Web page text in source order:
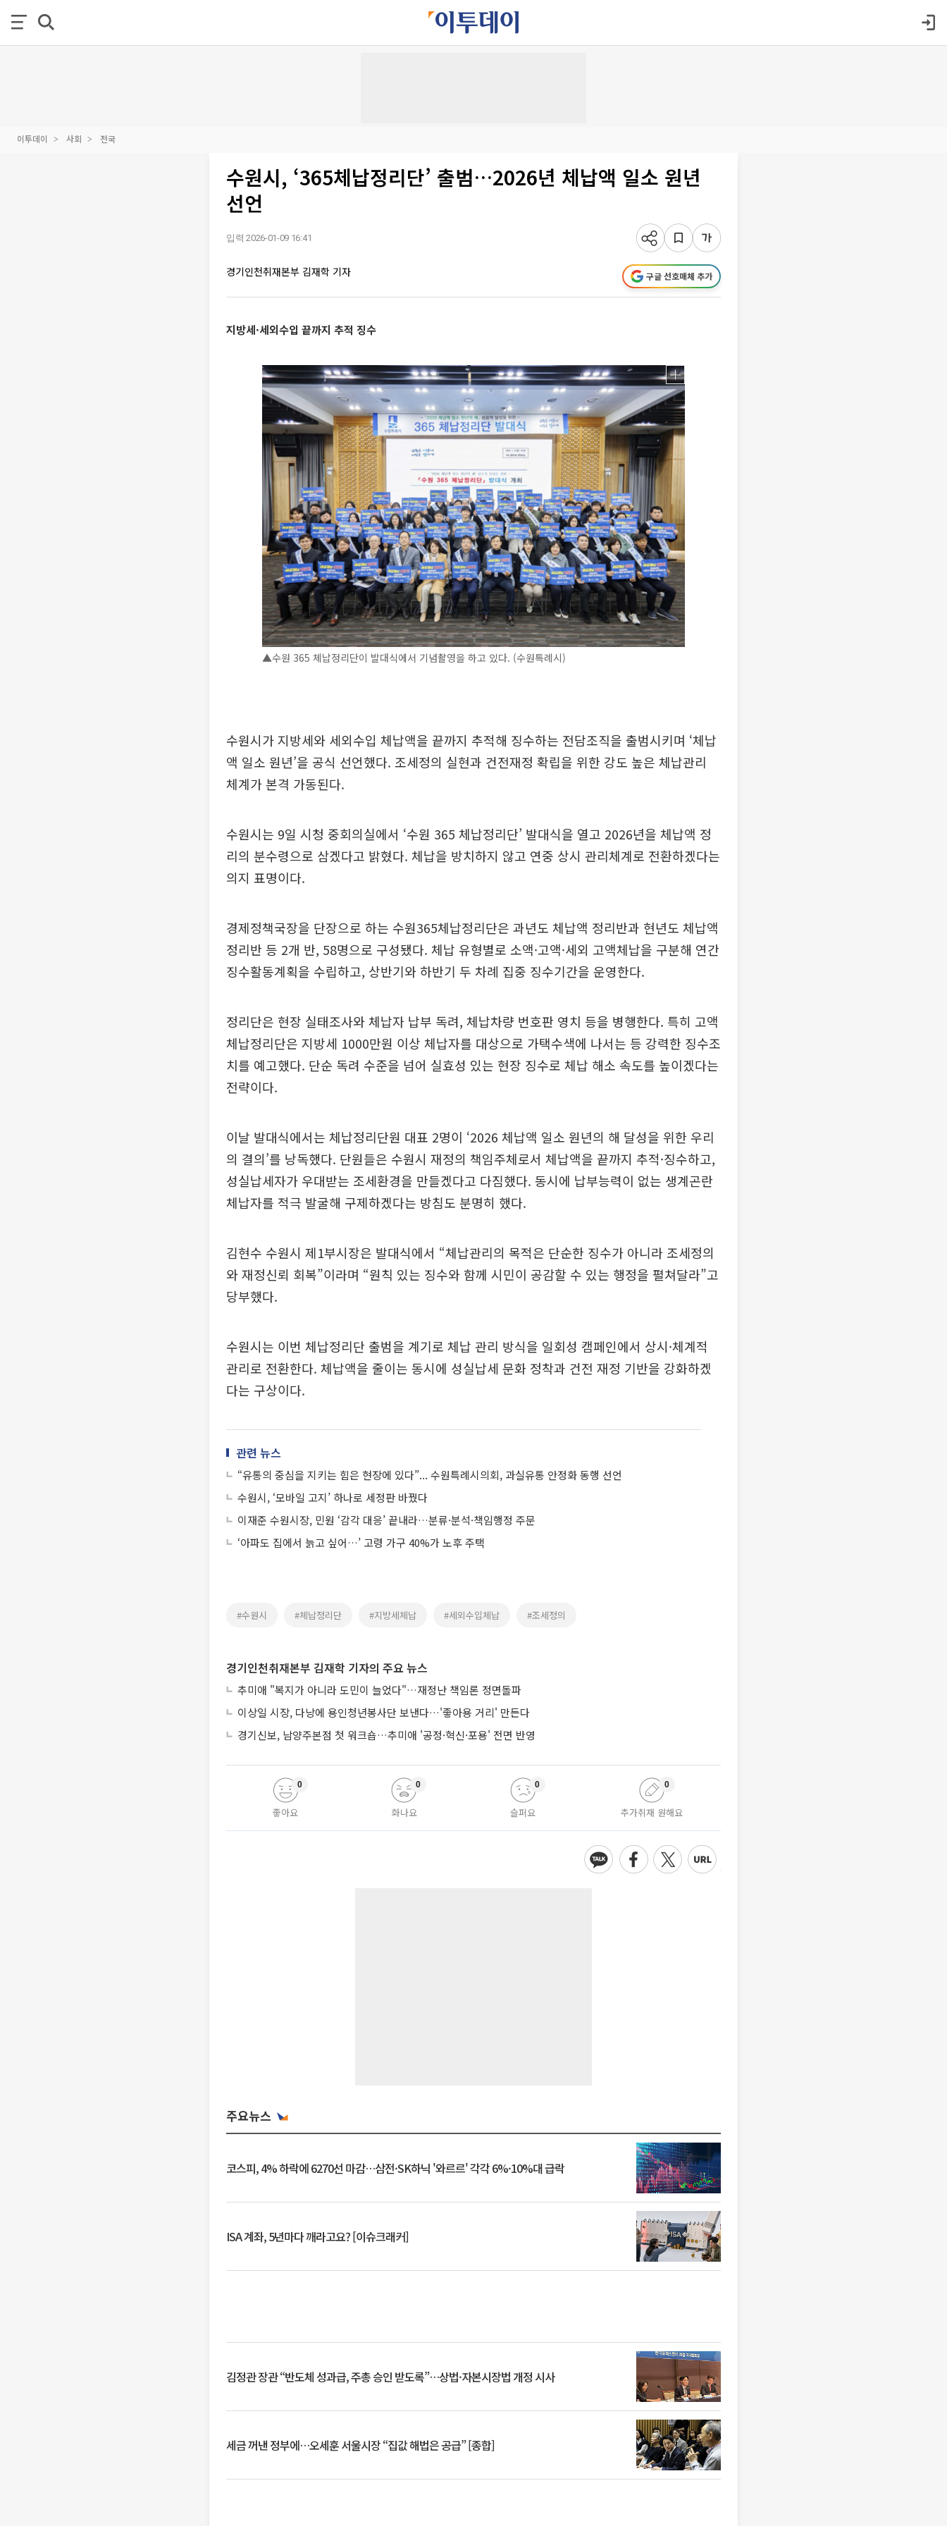
이투데이 사회 전국
수원시, ‘365체납정리단’ 출범…2026년 체납액 일소 원년
선언
입력 2026-01-09 16:41
경기인천취재본부 김재학 기자 구글 선호매체 추가
지방세·세외수입 끝까지 추적 징수
▲수원 365 체납정리단이 발대식에서 기념촬영을 하고 있다. (수원특례시)
수원시가 지방세와 세외수입 체납액을 끝까지 추적해 징수하는 전담조직을 출범시키며 ‘체납
액 일소 원년’을 공식 선언했다. 조세정의 실현과 건전재정 확립을 위한 강도 높은 체납관리
체계가 본격 가동된다.
수원시는 9일 시청 중회의실에서 ‘수원 365 체납정리단’ 발대식을 열고 2026년을 체납액 정
리의 분수령으로 삼겠다고 밝혔다. 체납을 방치하지 않고 연중 상시 관리체계로 전환하겠다는
의지 표명이다.
경제정책국장을 단장으로 하는 수원365체납정리단은 과년도 체납액 정리반과 현년도 체납액
정리반 등 2개 반, 58명으로 구성됐다. 체납 유형별로 소액·고액·세외 고액체납을 구분해 연간
징수활동계획을 수립하고, 상반기와 하반기 두 차례 집중 징수기간을 운영한다.
정리단은 현장 실태조사와 체납자 납부 독려, 체납차량 번호판 영치 등을 병행한다. 특히 고액
체납정리단은 지방세 1000만원 이상 체납자를 대상으로 가택수색에 나서는 등 강력한 징수조
치를 예고했다. 단순 독려 수준을 넘어 실효성 있는 현장 징수로 체납 해소 속도를 높이겠다는
전략이다.
이날 발대식에서는 체납정리단원 대표 2명이 ‘2026 체납액 일소 원년의 해 달성을 위한 우리
의 결의’를 낭독했다. 단원들은 수원시 재정의 책임주체로서 체납액을 끝까지 추적·징수하고,
성실납세자가 우대받는 조세환경을 만들겠다고 다짐했다. 동시에 납부능력이 없는 생계곤란
체납자를 적극 발굴해 구제하겠다는 방침도 분명히 했다.
김현수 수원시 제1부시장은 발대식에서 “체납관리의 목적은 단순한 징수가 아니라 조세정의
와 재정신뢰 회복”이라며 “원칙 있는 징수와 함께 시민이 공감할 수 있는 행정을 펼쳐달라”고
당부했다.
수원시는 이번 체납정리단 출범을 계기로 체납 관리 방식을 일회성 캠페인에서 상시·체계적
관리로 전환한다. 체납액을 줄이는 동시에 성실납세 문화 정착과 건전 재정 기반을 강화하겠
다는 구상이다.
관련 뉴스
“유통의 중심을 지키는 힘은 현장에 있다”... 수원특례시의회, 과실유통 안정화 동행 선언
수원시, ‘모바일 고지’ 하나로 세정판 바꿨다
이재준 수원시장, 민원 ‘감각 대응’ 끝내라…분류·분석·책임행정 주문
‘아파도 집에서 늙고 싶어…’ 고령 가구 40%가 노후 주택
#수원시 #체납정리단 #지방세체납 #세외수입체납 #조세정의
경기인천취재본부 김재학 기자의 주요 뉴스
추미애 "복지가 아니라 도민이 늘었다"…재정난 책임론 정면돌파
이상일 시장, 다낭에 용인청년봉사단 보낸다…'좋아용 거리' 만든다
경기신보, 남양주본점 첫 워크숍…추미애 '공정·혁신·포용' 전면 반영
좋아요
0
화나요
0
슬퍼요
0
추가취재 원해요
0
주요뉴스
코스피, 4% 하락에 6270선 마감…삼전·SK하닉 '와르르' 각각 6%·10%대 급락
ISA 계좌, 5년마다 깨라고요? [이슈크래커]
김정관 장관 “반도체 성과급, 주총 승인 받도록”…상법·자본시장법 개정 시사
세금 꺼낸 정부에…오세훈 서울시장 “집값 해법은 공급” [종합]